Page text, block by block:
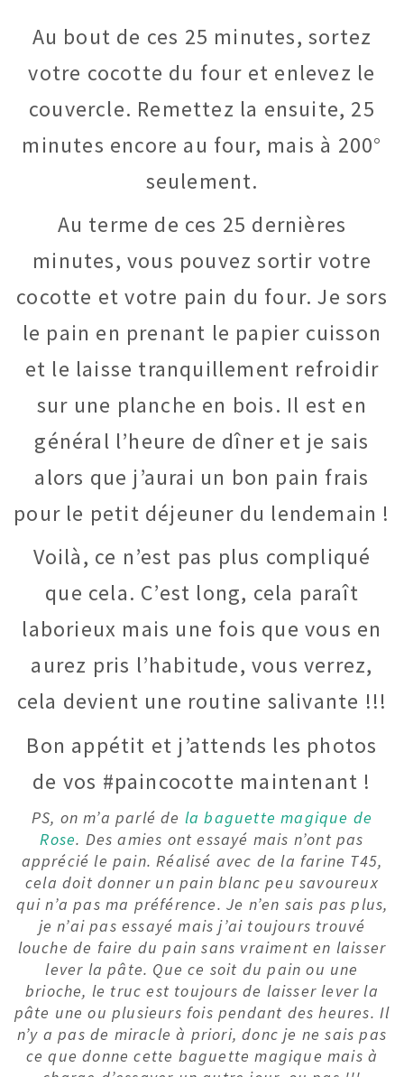
Au bout de ces 25 minutes, sortez
votre cocotte du four et enlevez le
couvercle. Remettez la ensuite, 25
minutes encore au four, mais à 200°
seulement.
Au terme de ces 25 dernières
minutes, vous pouvez sortir votre
cocotte et votre pain du four. Je sors
le pain en prenant le papier cuisson
et le laisse tranquillement refroidir
sur une planche en bois. Il est en
général l’heure de dîner et je sais
alors que j’aurai un bon pain frais
pour le petit déjeuner du lendemain !
Voilà, ce n’est pas plus compliqué
que cela. C’est long, cela paraît
laborieux mais une fois que vous en
aurez pris l’habitude, vous verrez,
cela devient une routine salivante !!!
Bon appétit et j’attends les photos
de vos #paincocotte maintenant !
PS, on m’a parlé de la baguette magique de
Rose. Des amies ont essayé mais n’ont pas
apprécié le pain. Réalisé avec de la farine T45,
cela doit donner un pain blanc peu savoureux
qui n’a pas ma préférence. Je n’en sais pas plus,
je n’ai pas essayé mais j’ai toujours trouvé
louche de faire du pain sans vraiment en laisser
lever la pâte. Que ce soit du pain ou une
brioche, le truc est toujours de laisser lever la
pâte une ou plusieurs fois pendant des heures. Il
n’y a pas de miracle à priori, donc je ne sais pas
ce que donne cette baguette magique mais à